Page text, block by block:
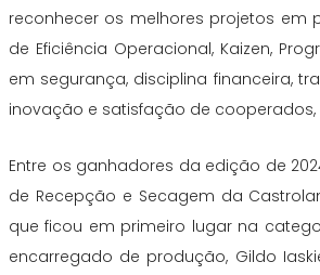
reconhecer os melhores projetos em
de Eficiência Operacional, Kaizen,
em segurança, disciplina financeira,
inovação e satisfação de cooperados,
Entre os ganhadores da edição de
de Recepção e Secagem da
que ficou em primeiro lugar na
encarregado de produção, Gildo